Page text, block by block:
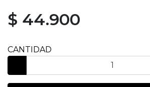
$ 44.900
CANTIDAD